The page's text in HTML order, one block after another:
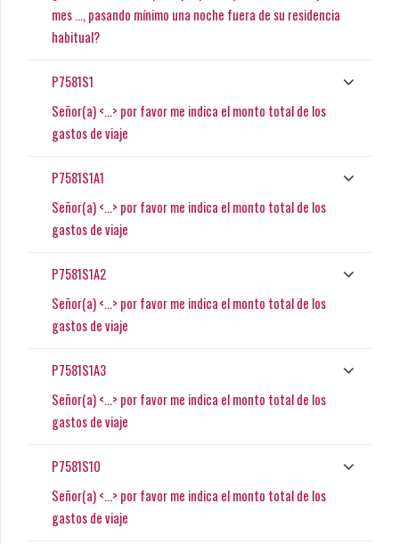
mes ..., pasando mínimo una noche fuera de su residencia
habitual?
P7581S1
Señor(a) <...> por favor me indica el monto total de los
gastos de viaje
P7581S1A1
Señor(a) <...> por favor me indica el monto total de los
gastos de viaje
P7581S1A2
Señor(a) <...> por favor me indica el monto total de los
gastos de viaje
P7581S1A3
Señor(a) <...> por favor me indica el monto total de los
gastos de viaje
P7581S10
Señor(a) <...> por favor me indica el monto total de los
gastos de viaje